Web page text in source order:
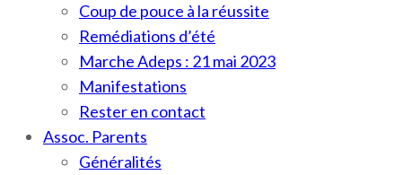
Coup de pouce à la réussite
Remédiations d’été
Marche Adeps : 21 mai 2023
Manifestations
Rester en contact
Assoc. Parents
Généralités